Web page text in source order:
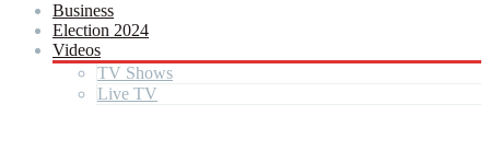
Business
Election 2024
Videos
TV Shows
Live TV